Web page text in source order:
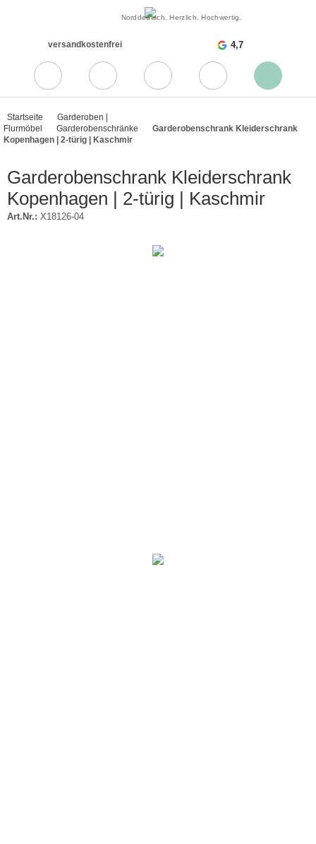
Norddeutsch. Herzlich. Hochwertig.
versandkostenfrei 4,7
Startseite
Garderoben |
Flurmöbel
Garderobenschränke
Garderobenschrank Kleiderschrank
Kopenhagen | 2-türig | Kaschmir
Garderobenschrank Kleiderschrank
Kopenhagen | 2-türig | Kaschmir
Art.Nr.: X18126-04